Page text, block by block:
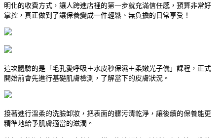
明化的收費方式，讓人跨進店裡的第一步就充滿信任感，預算非常好
掌控，真正做到了讓保養變成一件輕鬆、無負擔的日常享受！
這次體驗的是「毛孔愛呼吸＋水皮秒保濕＋柔嫩光子儀」課程，正式
開始前會先進行基礎肌膚檢測，了解當下的皮膚狀況。
接著進行溫柔的洗臉卸妝，把表面的髒污清乾淨，讓後續的保養能更
精準地給予肌膚適當的滋潤。